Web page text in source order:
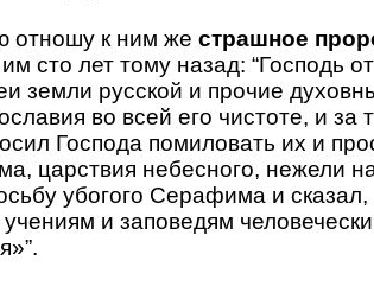
отношу к ним же страшное
сто лет тому назад: “Господь
земли русской и прочие
во всей его чистоте, и за
Господа помиловать их и
царствия небесного, нежели
убогого Серафима и сказал,
и заповедям